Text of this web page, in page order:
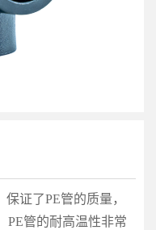
证了PE管的质量，
PE管的耐高温性非常